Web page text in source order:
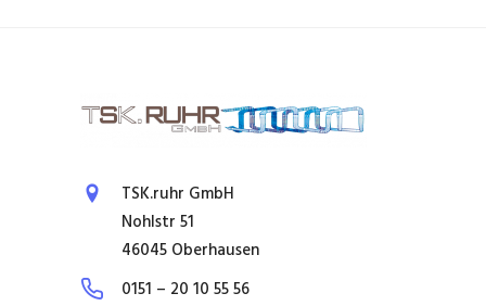
TSK.ruhr GmbH
Nohlstr 51
46045 Oberhausen
0151 – 20 10 55 56